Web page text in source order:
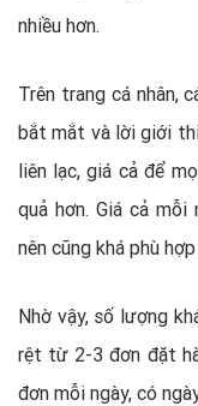
nhiều hơn.
Trên trang cá nhân,
bắt mắt và lời giới
liên lạc, giá cả để
quả hơn. Giá cả
nên cũng khá phù
Nhờ vậy, số lượng
rệt từ 2-3 đơn đặt
đơn mỗi ngày, có